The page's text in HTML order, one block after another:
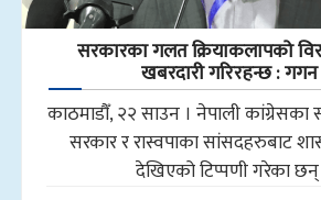
सरकारका गलत क्रियाकलापको
खबरदारी गरिरहन्छ : गगन
काठमाडौँ, २२ साउन । नेपाली कांग्रेसका
सरकार र रास्वपाका सांसदहरुबाट
देखिएको टिप्पणी गरेका